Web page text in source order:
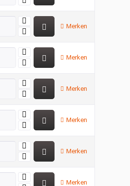
Merken
Merken
Merken
Merken
Merken
Merken